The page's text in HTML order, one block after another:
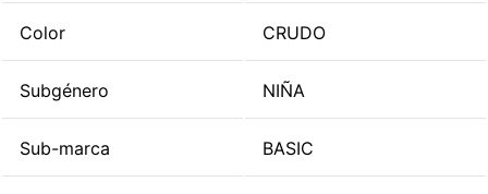
Color CRUDO
Subgénero NIÑA
Sub-marca BASIC